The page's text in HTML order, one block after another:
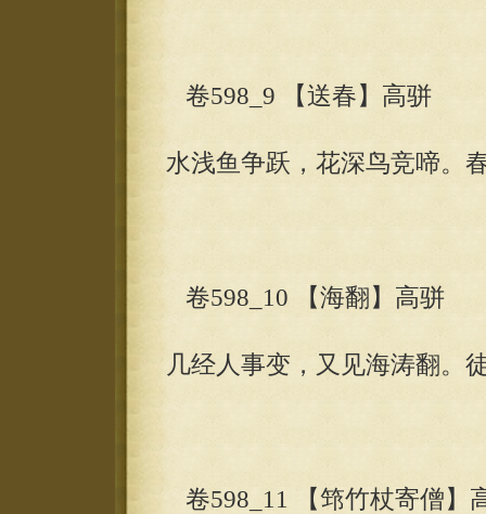
卷598_9 【送春】高骈
水浅鱼争跃，花深鸟竞啼。
卷598_10 【海翻】高骈
几经人事变，又见海涛翻。
卷598_11 【筇竹杖寄僧】